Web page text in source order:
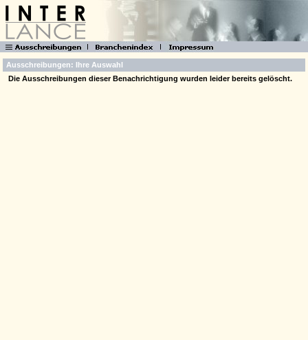
Ausschreibungen: Ihre Auswahl
Die Ausschreibungen dieser Benachrichtigung wurden leider bereits gelöscht.